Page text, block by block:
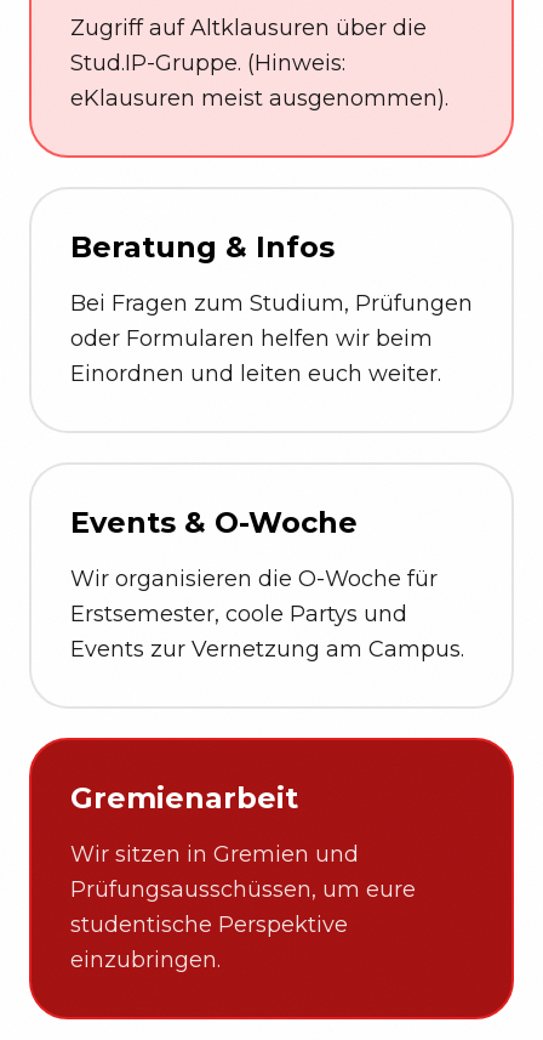
Zugriff auf Altklausuren über die
Stud.IP-Gruppe. (Hinweis:
eKlausuren meist ausgenommen).
Beratung & Infos
Bei Fragen zum Studium, Prüfungen
oder Formularen helfen wir beim
Einordnen und leiten euch weiter.
Events & O-Woche
Wir organisieren die O-Woche für
Erstsemester, coole Partys und
Events zur Vernetzung am Campus.
Gremienarbeit
Wir sitzen in Gremien und
Prüfungsausschüssen, um eure
studentische Perspektive
einzubringen.